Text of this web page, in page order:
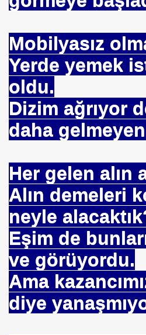
Mobilyasız
Yerde yemek
oldu.
Dizim ağrıyor
daha
Her gelen alın
Alın demeleri
neyle
Eşim de
ve görüyordu.
Ama
diye